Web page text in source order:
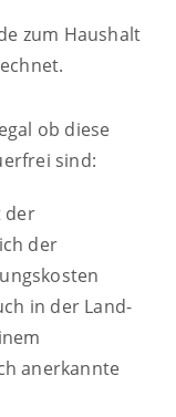
zum Haushalt
ob diese
sind:
der
der
in der Land-
anerkannte